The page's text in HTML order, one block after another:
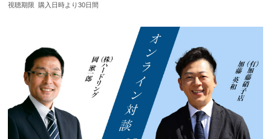
視聴期限
購入日時より30日間